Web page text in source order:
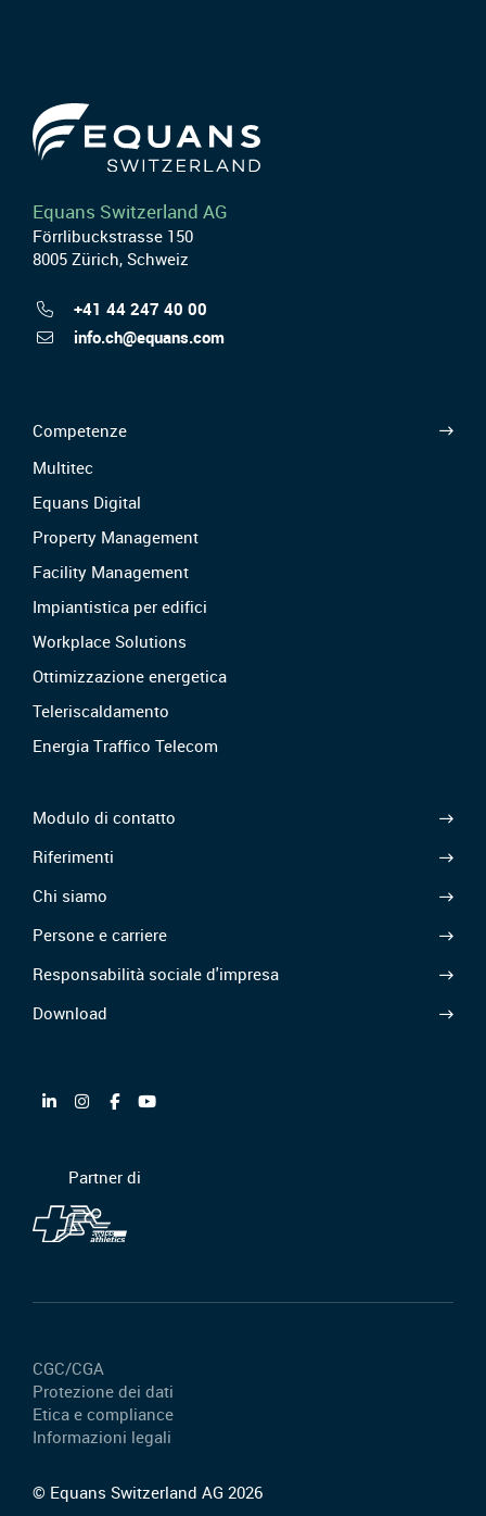
Equans Switzerland AG
Förrlibuckstrasse 150
8005 Zürich, Schweiz
+41 44 247 40 00
info.ch@equans.com
Competenze
Multitec
Equans Digital
Property Management
Facility Management
Impiantistica per edifici
Workplace Solutions
Ottimizzazione energetica
Teleriscaldamento
Energia Traffico Telecom
Modulo di contatto
Riferimenti
Chi siamo
Persone e carriere
Responsabilità sociale d'impresa
Download
Partner di
CGC/CGA
Protezione dei dati
Etica e compliance
Informazioni legali
© Equans Switzerland AG 2026